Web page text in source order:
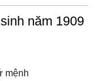
năm 1909
mệnh